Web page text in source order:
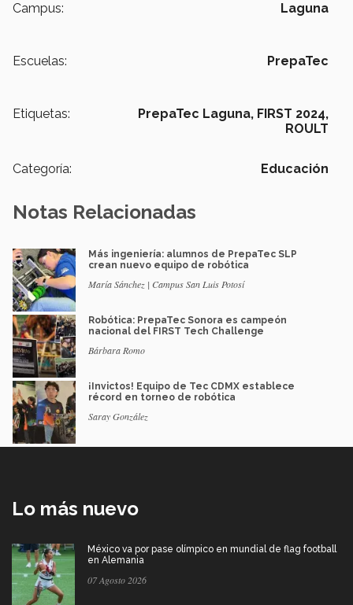
Campus: Laguna
Escuelas: PrepaTec
Etiquetas: PrepaTec Laguna, FIRST 2024,
ROULT
Categoría: Educación
Notas Relacionadas
Más ingeniería: alumnos de PrepaTec SLP
crean nuevo equipo de robótica
María Sánchez | Campus San Luis Potosí
Robótica: PrepaTec Sonora es campeón
nacional del FIRST Tech Challenge
Bárbara Romo
¡Invictos! Equipo de Tec CDMX establece
récord en torneo de robótica
Saray González
Lo más nuevo
México va por pase olímpico en mundial de flag football
en Alemania
07 Agosto 2026